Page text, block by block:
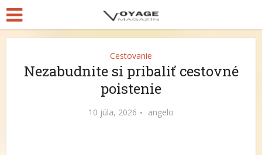
Cestovanie
Nezabudnite si pribaliť cestovné
poistenie
10 júla, 2026 angelo